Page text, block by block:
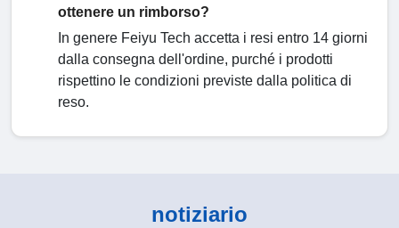
ottenere un rimborso?
In genere Feiyu Tech accetta i resi entro 14 giorni
dalla consegna dell'ordine, purché i prodotti
rispettino le condizioni previste dalla politica di
reso.
notiziario